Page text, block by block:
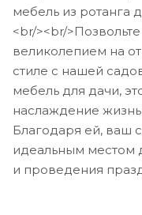
мебель из ротанга
<br/><br/
великолепием на
стиле с нашей
мебель для дачи,
наслаждение
Благодаря ей, ваш
идеальным местом
и проведения